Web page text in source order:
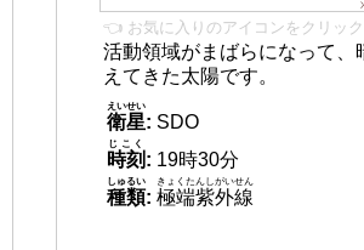
👈 お気に入りのアイコンをクリック
活動領域がまばらになって、
えてきた太陽です。
衛星
えいせい
: SDO
時刻
じこく
: 19時30分
種類
しゅるい
: 極端紫外線
きょくたんしがいせん